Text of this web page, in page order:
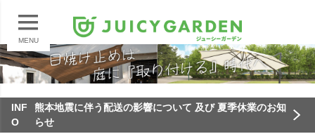
MENU
INF
O
熊本地震に伴う配送の影響について 及び 夏季休業のお知
らせ